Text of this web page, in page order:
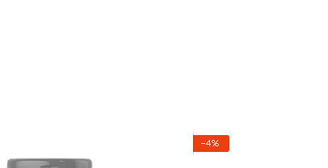
−4%